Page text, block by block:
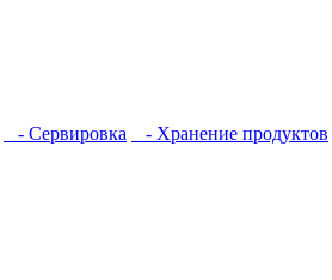
- Сервировка - Хранение продуктов